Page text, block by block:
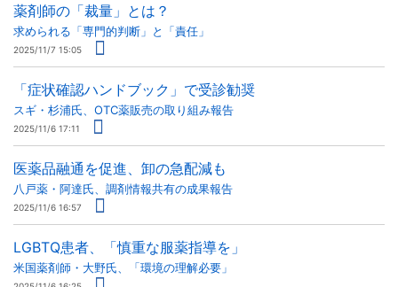
薬剤師の「裁量」とは？
求められる「専門的判断」と「責任」
2025/11/7 15:05
「症状確認ハンドブック」で受診勧奨
スギ・杉浦氏、OTC薬販売の取り組み報告
2025/11/6 17:11
医薬品融通を促進、卸の急配減も
八戸薬・阿達氏、調剤情報共有の成果報告
2025/11/6 16:57
LGBTQ患者、「慎重な服薬指導を」
米国薬剤師・大野氏、「環境の理解必要」